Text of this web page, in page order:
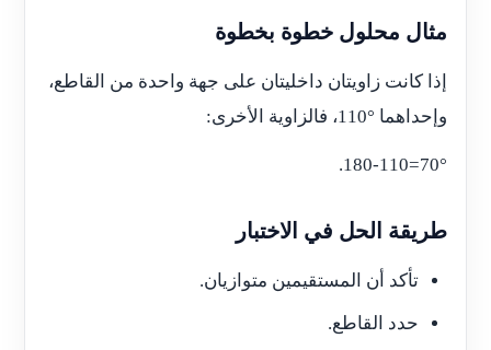
مثال محلول خطوة بخطوة
إذا كانت زاويتان داخليتان على جهة واحدة من القاطع،
وإحداهما 110°، فالزاوية الأخرى:
180-110=70°
.
طريقة الحل في الاختبار
تأكد أن المستقيمين متوازيان.
حدد القاطع.